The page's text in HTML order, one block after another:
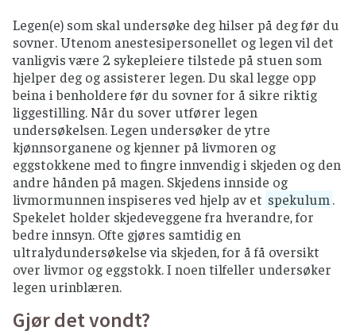
Legen(e) som skal undersøke deg hilser på deg før du
sovner. Utenom anestesipersonellet og legen vil det
vanligvis være 2 sykepleiere tilstede på stuen som
hjelper deg og assisterer legen. Du skal legge opp
beina i benholdere før du sovner for å sikre riktig
liggestilling. Når du sover utfører legen
undersøkelsen. Legen undersøker de ytre
kjønnsorganene og kjenner på livmoren og
eggstokkene med to fingre innvendig i skjeden og den
andre hånden på magen. Skjedens innside og
livmormunnen inspiseres ved hjelp av et spekulum .
Spekelet holder skjedeveggene fra hverandre, for
bedre innsyn. Ofte gjøres samtidig en
ultralydundersøkelse via skjeden, for å få oversikt
over livmor og eggstokk. I noen tilfeller undersøker
legen urinblæren.
Gjør det vondt?